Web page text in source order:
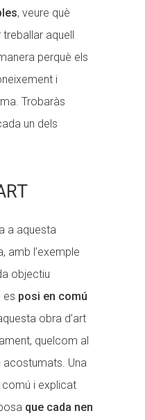
, veure què
aquell
perquè els
i
Trobaràs
un dels
a aquesta
amb l’exemple
objectiu
es posi en comú
obra d’art
quelcom al
acostumats. Una
comú i explicat
que cada nen